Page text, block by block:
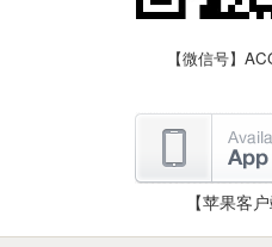
【微信号】
【苹果客